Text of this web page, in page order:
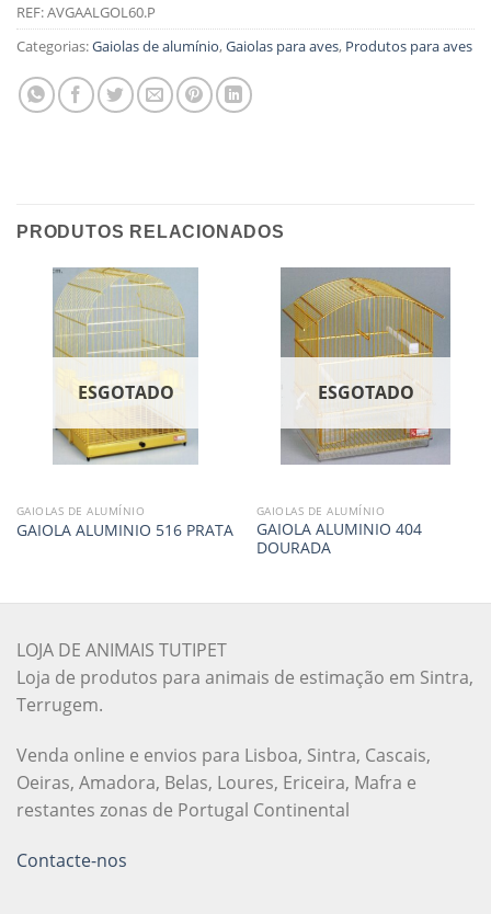
REF:AVGAALGOL60.P
Categorias:Gaiolas de alumínio,Gaiolas para aves, Produtos para aves
PRODUTOS RELACIONADOS
ESGOTADO
GAIOLAS DE ALUMÍNIO
GAIOLA ALUMINIO 516 PRATA
ESGOTADO
GAIOLAS DE ALUMÍNIO
GAIOLA ALUMINIO 404
DOURADA
LOJA DE ANIMAIS TUTIPET
Loja de produtos para animais de estimação em Sintra,
Terrugem.
Venda online e envios para Lisboa, Sintra, Cascais,
Oeiras, Amadora, Belas, Loures, Ericeira, Mafra e
restantes zonas de Portugal Continental
Contacte-nos